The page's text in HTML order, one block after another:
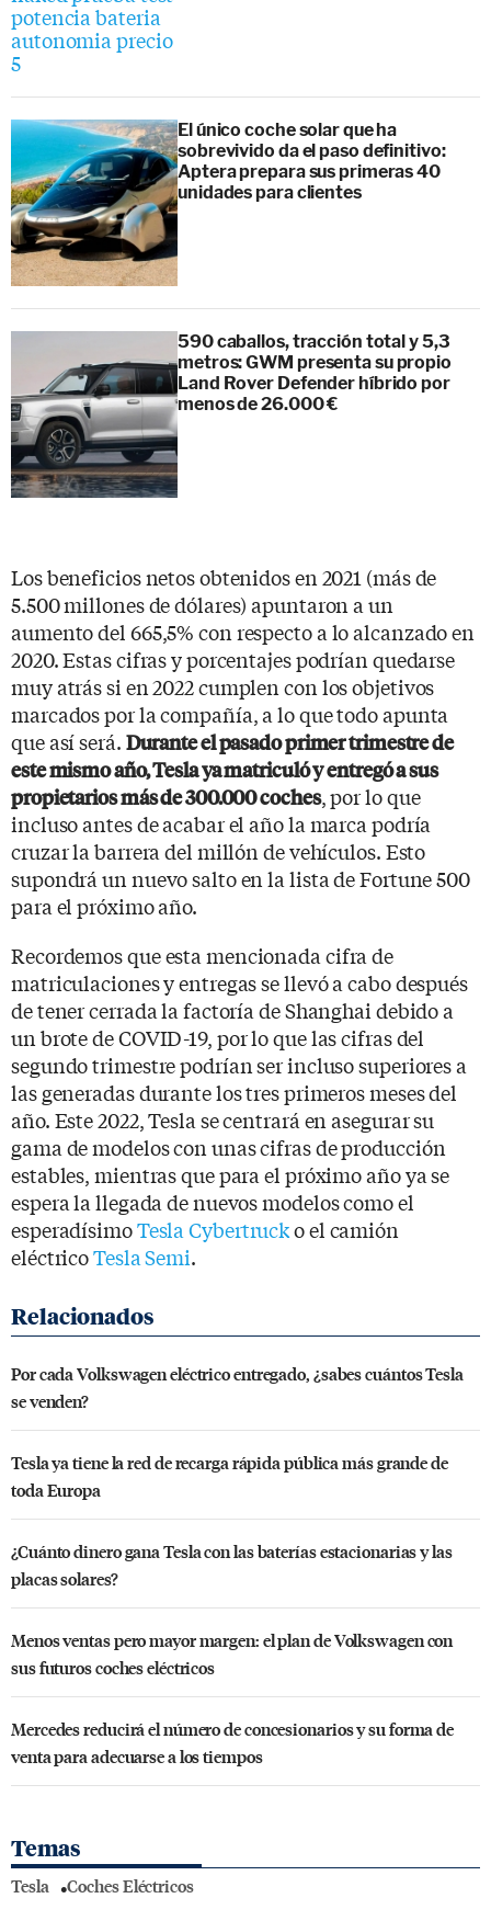
El único coche solar que ha
sobrevivido da el paso definitivo:
Aptera prepara sus primeras 40
unidades para clientes
590 caballos, tracción total y 5,3
metros: GWM presenta su propio
Land Rover Defender híbrido por
menos de 26.000 €
Los beneficios netos obtenidos en 2021 (más de
5.500 millones de dólares) apuntaron a un
aumento del 665,5% con respecto a lo alcanzado en
2020. Estas cifras y porcentajes podrían quedarse
muy atrás si en 2022 cumplen con los objetivos
marcados por la compañía, a lo que todo apunta
que así será. Durante el pasado primer trimestre de
este mismo año, Tesla ya matriculó y entregó a sus
propietarios más de 300.000 coches, por lo que
incluso antes de acabar el año la marca podría
cruzar la barrera del millón de vehículos. Esto
supondrá un nuevo salto en la lista de Fortune 500
para el próximo año.
Recordemos que esta mencionada cifra de
matriculaciones y entregas se llevó a cabo después
de tener cerrada la factoría de Shanghai debido a
un brote de COVID-19, por lo que las cifras del
segundo trimestre podrían ser incluso superiores a
las generadas durante los tres primeros meses del
año. Este 2022, Tesla se centrará en asegurar su
gama de modelos con unas cifras de producción
estables, mientras que para el próximo año ya se
espera la llegada de nuevos modelos como el
esperadísimoTesla Cybertrucko el camión
eléctricoTesla Semi.
Por cada Volkswagen eléctrico entregado, ¿sabes cuántos Tesla
se venden?
Tesla ya tiene la red de recarga rápida pública más grande de
toda Europa
¿Cuánto dinero gana Tesla con las baterías estacionarias y las
placas solares?
Menos ventas pero mayor margen: el plan de Volkswagen con
sus futuros coches eléctricos
Mercedes reducirá el número de concesionarios y su forma de
venta para adecuarse a los tiempos
Temas
Tesla Coches Eléctricos